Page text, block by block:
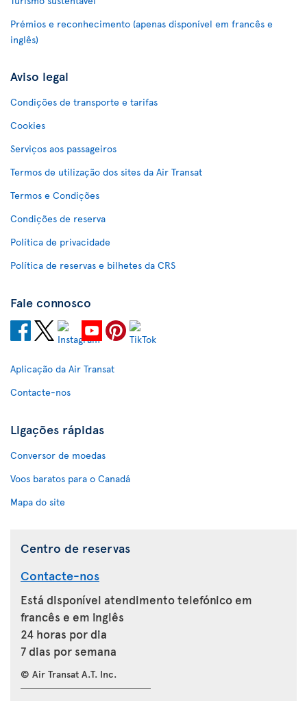
Prémios e reconhecimento (apenas disponível em francês e
inglês)
Aviso legal
Condições de transporte e tarifas
Cookies
Serviços aos passageiros
Termos de utilização dos sites da Air Transat
Termos e Condições
Condições de reserva
Política de privacidade
Política de reservas e bilhetes da CRS
Fale connosco
Aplicação da Air Transat
Contacte-nos
Ligações rápidas
Conversor de moedas
Voos baratos para o Canadá
Mapa do site
Centro de reservas
Contacte-nos
Está disponível atendimento telefónico em
francês e em inglês
24 horas por dia
7 dias por semana
© Air Transat A.T. Inc.